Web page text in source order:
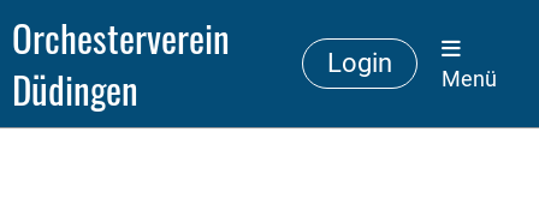
Orchesterverein
Düdingen
Login
Menü